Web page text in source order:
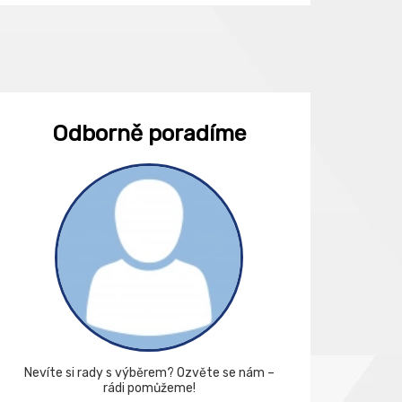
Odborně poradíme
Nevíte si rady s výběrem? Ozvěte se nám –
rádi pomůžeme!